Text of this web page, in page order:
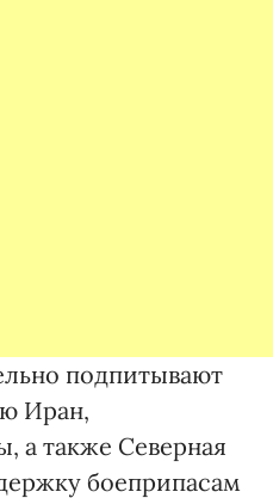
подпитывают
Иран,
а также Северная
боеприпасам